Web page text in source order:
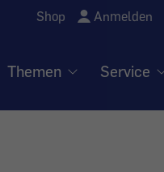
Shop Anmelden
Themen Service